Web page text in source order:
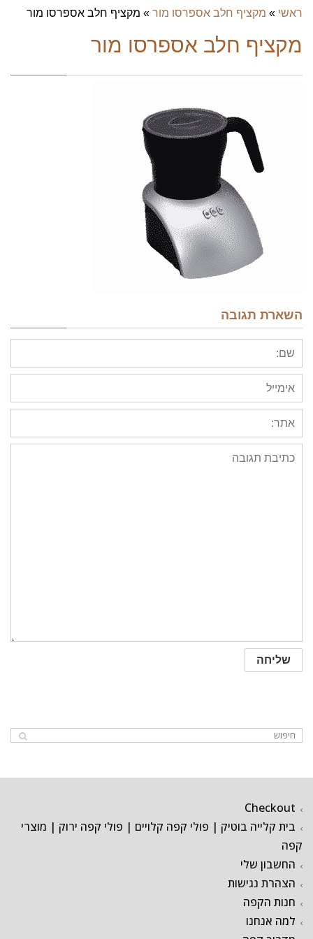
ראשי » מקציף חלב אספרסו מור » מקציף חלב אספרסו מור
מקציף חלב אספרסו מור
השארת תגובה
Checkout
בית קלייה בוטיק | פולי קפה קלויים | פולי קפה ירוק | מוצרי
קפה
החשבון שלי
הצהרת נגישות
חנות הקפה
למה אנחנו